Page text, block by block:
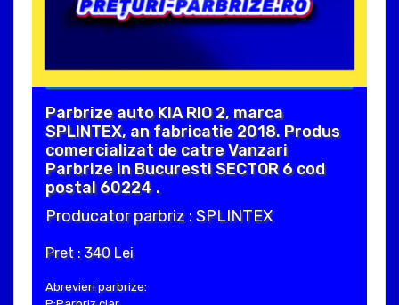
Parbrize auto KIA RIO 2, marca
SPLINTEX, an fabricatie 2018. Produs
comercializat de catre Vanzari
Parbrize in Bucuresti SECTOR 6 cod
postal 60224 .
Producator parbriz : SPLINTEX
Pret : 340 Lei
Abrevieri parbrize: